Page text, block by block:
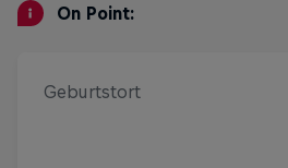
On Point:
Geburtstort